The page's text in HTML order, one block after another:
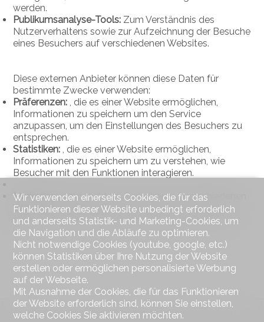
werden.
Publikumsanalyse-Tools: Zum Verständnis des
Nutzerverhaltens sowie zur Aufzeichnung der Besuche
eines Besuchers auf verschiedenen Websites.
Diese externen Anbieter können diese Daten für
bestimmte Zwecke verwenden:
Präferenzen:, die es einer Website ermöglichen,
Informationen zu speichern um den Service
anzupassen, um den Einstellungen des Besuchers zu
entsprechen.
Statistiken:, die es einer Website ermöglichen,
Informationen zu speichern um zu verstehen, wie
Besucher mit den Funktionen interagieren.
Marketing:ermöglicht es, Besucher auf verschiedenen
Websites zu verfolgen um so Werbung anzuzeigen,
die für den einzelnen Nutzer relevant und interessant
ist.
Wir verwenden einerseits Cookies, die für das
Funktionieren dieser Website unbedingt erforderlich
und anderseits Statistik- und Marketing-Cookies, um
die Navigation und die Abläufe zu optimieren.
Nicht notwendige Cookies (youtube, google, etc.)
können Statistiken über Ihre Nutzung der Website
erstellen oder ermöglichen personalisierte Werbung
auf der Webseite.
Mit Ausnahme der Cookies, die für das Funktionieren
der Website erforderlich sind, können Sie einstellen,
welche Cookies Sie aktivieren möchten.